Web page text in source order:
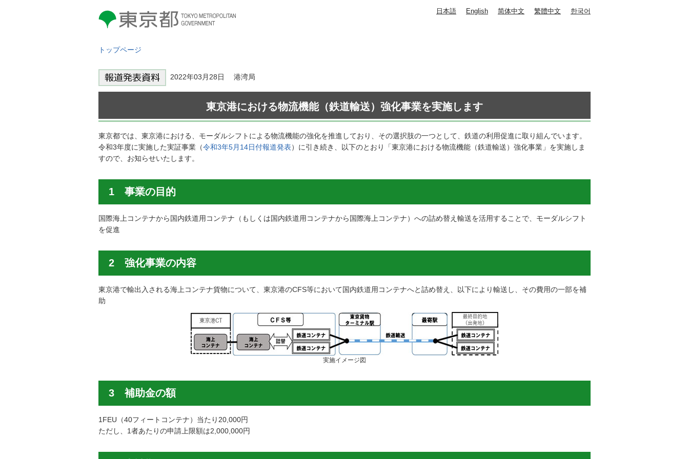
東京都 TOKYO METROPOLITAN
GOVERNMENT
日本語 English 简体中文 繁體中文 한국어
トップページ
2022年03月28日 港湾局
東京港における物流機能（鉄道輸送）強化事業を実施します
東京都では、東京港における、モーダルシフトによる物流機能の強化を推進しており、その選択肢の一つとして、鉄道の利用促進に取り組んでいます。
令和3年度に実施した実証事業（令和3年5月14日付報道発表）に引き続き、以下のとおり「東京港における物流機能（鉄道輸送）強化事業」を実施しま
すので、お知らせいたします。
1 事業の目的
国際海上コンテナから国内鉄道用コンテナ（もしくは国内鉄道用コンテナから国際海上コンテナ）への詰め替え輸送を活用することで、モーダルシフト
を促進
2 強化事業の内容
東京港で輸出入される海上コンテナ貨物について、東京港のCFS等において国内鉄道用コンテナへと詰め替え、以下により輸送し、その費用の一部を補
助
実施イメージ図
3 補助金の額
1FEU（40フィートコンテナ）当たり20,000円
ただし、1者あたりの申請上限額は2,000,000円